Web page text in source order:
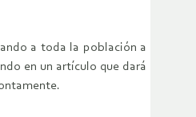
a toda la población a
en un artículo que dará